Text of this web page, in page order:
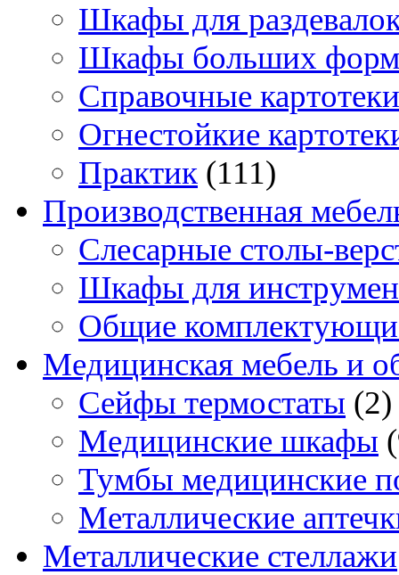
Шкафы для
Шкафы больших
Справочные картотеки
Огнестойкие
Практик (111)
Производственная
Слесарные столы-
Шкафы для
Общие
Медицинская мебель и
Сейфы термостаты (2)
Медицинские шкафы
Тумбы медицинские
Металлические
Металлические стеллажи